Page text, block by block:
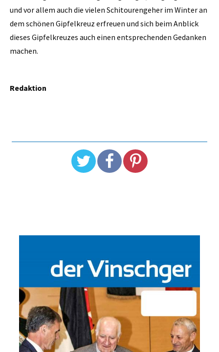
und vor allem auch die vielen Schitourengeher im Winter an
dem schönen Gipfelkreuz erfreuen und sich beim Anblick
dieses Gipfelkreuzes auch einen entsprechenden Gedanken
machen.
Redaktion